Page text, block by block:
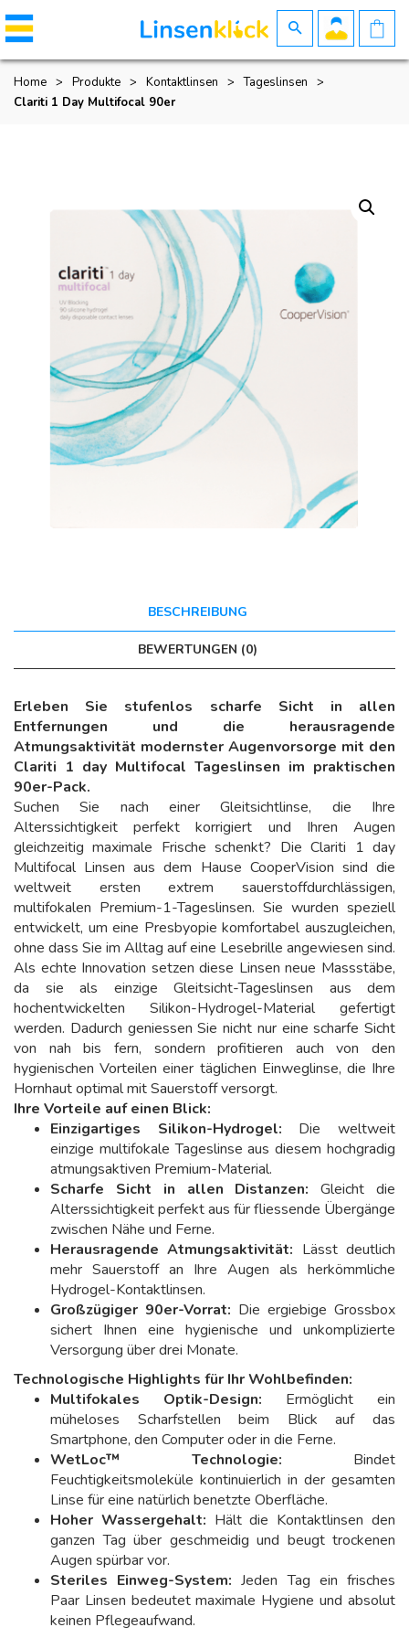
Home > Produkte > Kontaktlinsen > Tageslinsen
>
Clariti 1 Day Multifocal 90er
BESCHREIBUNG
BEWERTUNGEN (0)
Erleben Sie stufenlos scharfe Sicht in allen
Entfernungen und die herausragende
Atmungsaktivität modernster Augenvorsorge mit den
Clariti 1 day Multifocal Tageslinsen im praktischen
90er-Pack.
Suchen Sie nach einer Gleitsichtlinse, die Ihre
Alterssichtigkeit perfekt korrigiert und Ihren Augen
gleichzeitig maximale Frische schenkt? Die Clariti 1 day
Multifocal Linsen aus dem Hause CooperVision sind die
weltweit ersten extrem sauerstoffdurchlässigen,
multifokalen Premium-1-Tageslinsen. Sie wurden speziell
entwickelt, um eine Presbyopie komfortabel auszugleichen,
ohne dass Sie im Alltag auf eine Lesebrille angewiesen sind.
Als echte Innovation setzen diese Linsen neue Massstäbe,
da sie als einzige Gleitsicht-Tageslinsen aus dem
hochentwickelten Silikon-Hydrogel-Material gefertigt
werden. Dadurch geniessen Sie nicht nur eine scharfe Sicht
von nah bis fern, sondern profitieren auch von den
hygienischen Vorteilen einer täglichen Einweglinse, die Ihre
Hornhaut optimal mit Sauerstoff versorgt.
Ihre Vorteile auf einen Blick:
Einzigartiges Silikon-Hydrogel: Die weltweit
einzige multifokale Tageslinse aus diesem hochgradig
atmungsaktiven Premium-Material.
Scharfe Sicht in allen Distanzen: Gleicht die
Alterssichtigkeit perfekt aus für fliessende Übergänge
zwischen Nähe und Ferne.
Herausragende Atmungsaktivität: Lässt deutlich
mehr Sauerstoff an Ihre Augen als herkömmliche
Hydrogel-Kontaktlinsen.
Großzügiger 90er-Vorrat: Die ergiebige Grossbox
sichert Ihnen eine hygienische und unkomplizierte
Versorgung über drei Monate.
Technologische Highlights für Ihr Wohlbefinden:
Multifokales Optik-Design: Ermöglicht ein
müheloses Scharfstellen beim Blick auf das
Smartphone, den Computer oder in die Ferne.
WetLoc™ Technologie: Bindet
Feuchtigkeitsmoleküle kontinuierlich in der gesamten
Linse für eine natürlich benetzte Oberfläche.
Hoher Wassergehalt: Hält die Kontaktlinsen den
ganzen Tag über geschmeidig und beugt trockenen
Augen spürbar vor.
Steriles Einweg-System: Jeden Tag ein frisches
Paar Linsen bedeutet maximale Hygiene und absolut
keinen Pflegeaufwand.